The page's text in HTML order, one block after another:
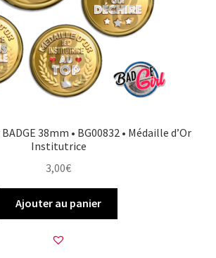
38mm • BG00832 • Médaille d’Or
Institutrice
3,00€
Ajouter au panier